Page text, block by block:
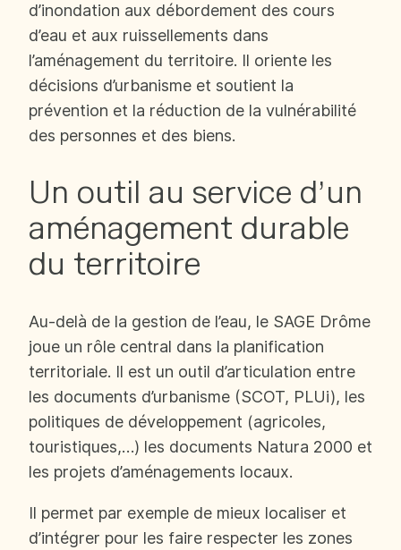
d’inondation aux débordement des cours
d’eau et aux ruissellements dans
l’aménagement du territoire. Il oriente les
décisions d’urbanisme et soutient la
prévention et la réduction de la vulnérabilité
des personnes et des biens.
Un outil au service d’un
aménagement durable
du territoire
Au-delà de la gestion de l’eau, le SAGE Drôme
joue un rôle central dans la planification
territoriale. Il est un outil d’articulation entre
les documents d’urbanisme (SCOT, PLUi), les
politiques de développement (agricoles,
touristiques,…) les documents Natura 2000 et
les projets d’aménagements locaux.
Il permet par exemple de mieux localiser et
d’intégrer pour les faire respecter les zones